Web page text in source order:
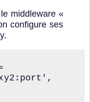
middleware «
configure ses